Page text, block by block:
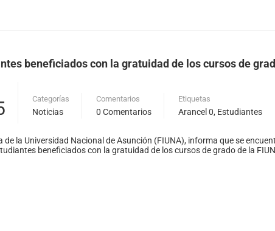
beneficiados con la gratuidad de los cursos de
Categorías
Noticias
Comentarios
0 Comentarios
Etiquetas
Arancel 0, Estudiantes
de la Universidad Nacional de Asunción (FIUNA), informa que se
beneficiados con la gratuidad de los cursos de grado de la